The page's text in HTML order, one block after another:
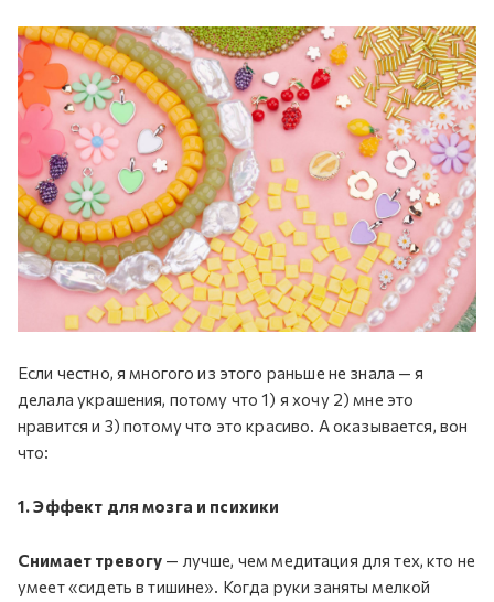
Если честно, я многого из этого раньше не знала — я
делала украшения, потому что 1) я хочу 2) мне это
нравится и 3) потому что это красиво. А оказывается, вон
что:
1. Эффект для мозга и психики
Снимает тревогу — лучше, чем медитация для тех, кто не
умеет «сидеть в тишине». Когда руки заняты мелкой